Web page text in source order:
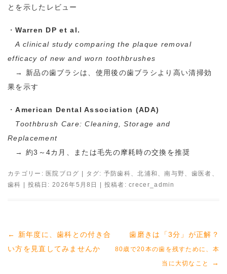
とを示したレビュー
・Warren DP et al.
A clinical study comparing the plaque removal
efficacy of new and worn toothbrushes
→ 新品の歯ブラシは、使用後の歯ブラシより高い清掃効
果を示す
・American Dental Association (ADA)
Toothbrush Care: Cleaning, Storage and
Replacement
→ 約3 ～ 4カ月、または毛先の摩耗時の交換を推奨
カテゴリー: 医院ブログ | タグ: 予防歯科、北浦和 、南与野、 歯医者 、
歯科
| 投稿日:2026年5月8日 投稿者:crecer_admin
投
稿
←
新年度に、歯科との付き合
い方を見直してみませんか
歯磨きは「3分」が正解？
80歳で20本の歯を残すために、本
当に大切なこと
→